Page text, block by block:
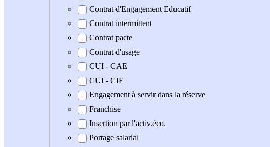
Contrat d'Engagement Educatif
Contrat intermittent
Contrat pacte
Contrat d'usage
CUI - CAE
CUI - CIE
Engagement à servir dans la réserve
Franchise
Insertion par l'activ.éco.
Portage salarial